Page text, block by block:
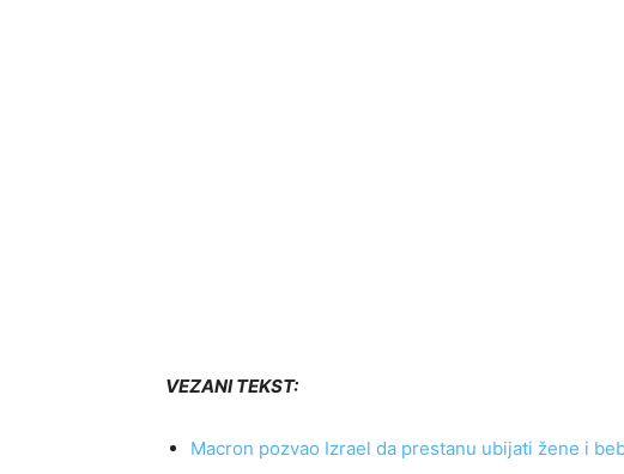
VEZANI TEKST:
Macron pozvao Izrael da prestanu ubijati žene i